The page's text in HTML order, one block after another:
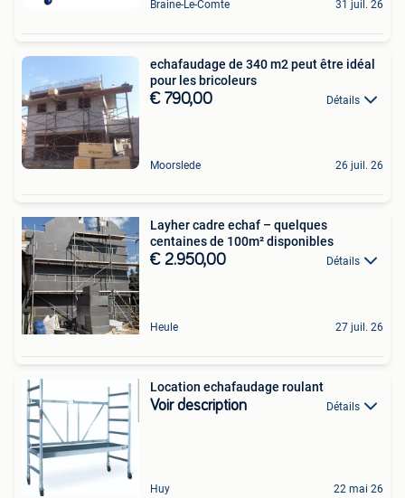
Braine-Le-Comte 31 juil. 26
echafaudage de 340 m2 peut être idéal
pour les bricoleurs
€ 790,00 Détails
Moorslede 26 juil. 26
Layher cadre echaf – quelques
centaines de 100m² disponibles
€ 2.950,00 Détails
Heule 27 juil. 26
Location echafaudage roulant
Voir description Détails
Huy 22 mai 26